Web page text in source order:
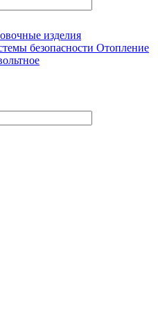
изделия
безопасности Отопление